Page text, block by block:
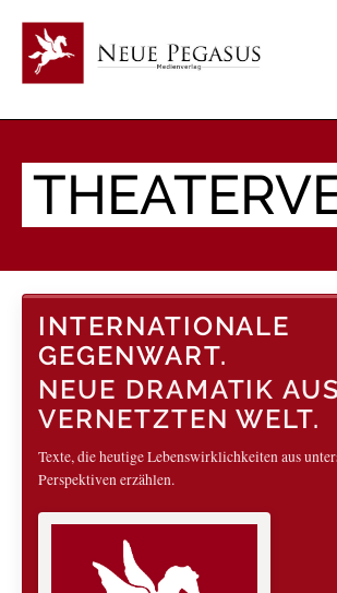
INTERNATIONALE
GEGENWART.
NEUE DRAMATIK
VERNETZTEN WELT.
Texte, die heutige Lebenswirklichkeiten aus
Perspektiven erzählen.